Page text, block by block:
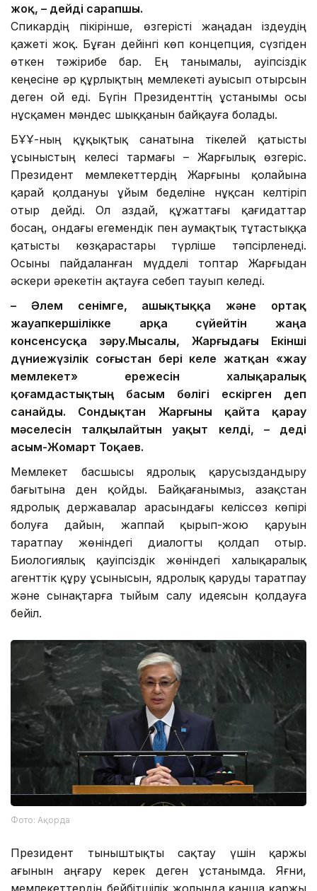
жоқ, – дейді сарапшы.
Спикардің пікірінше, өзгерісті жаңадан іздеудің
қажеті жоқ. Бұған дейінгі көп концепция, сүзгіден
өткен тәжірибе бар. Ең танымалы, Қауіпсіздік
кеңесіне әр құрлықтың мемлекеті ауысып отырсын
деген ой еді. Бүгін Президенттің ұстанымы осы
нұсқамен мәндес шыққанын байқауға болады.
БҰҰ-ның құқықтық санатына тікелей қатысты
ұсыныстың келесі тармағы – Жарғылық өзгеріс.
Президент мемлекеттердің Жарғыны қолайына
қарай қолдануы ұйым беделіне нұқсан келтіріп
отыр дейді. Ол аздай, құжаттағы қағидаттар
босаң, ондағы егемендік пен аумақтық тұтастыққа
қатысты көзқарастары түрліше тәпсірленеді.
Осыны пайдаланған мүдделі топтар Жарғыдан
әскери әрекетін ақтауға себеп тауып келеді.
– Әлем сенімге, ашықтыққа және ортақ
жауапкершілікке арқа сүйейтін жаңа
консенсусқа зәру.Мысалы, Жарғыдағы Екінші
дүниежүзілік соғыстан бері келе жатқан «жау
мемлекет» ережесін халықаралық
қоғамдастықтың басым бөлігі ескірген деп
санайды. Сондықтан Жарғыны қайта қарау
мәселесін талқылайтын уақыт келді, – деді
Қасым-Жомарт Тоқаев.
Мемлекет басшысы ядролық қарусыздандыру
бағытына ден қойды. Байқағанымыз, Қазақстан
ядролық державалар арасындағы келіссөз көпірі
болуға дайын, жаппай қырып-жою қаруын
таратпау жөніндегі диалогты қолдап отыр.
Биологиялық қауіпсіздік жөніндегі халықаралық
агенттік құру ұсынысын, ядролық қаруды таратпау
және сынақтарға тыйым салу идеясын қолдауға
бейіл.
Фото: Ақорда
Президент тыныштықты сақтау үшін қаржы
ағынын аңғару керек деген ұстанымда. Яғни,
мемлекеттердің бейбітшілік жолында қанша қаржы